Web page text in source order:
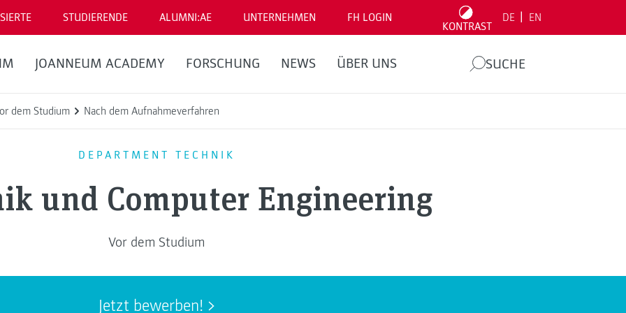
STUDIERENDE ALUMNI:AE UNTERNEHMEN FH LOGIN
KONTRAST
DE EN
JOANNEUM ACADEMY FORSCHUNG NEWS ÜBER UNS SUCHE
dem Studium Nach dem Aufnahmeverfahren
DEPARTMENT TECHNIK
und Computer Engineering
Vor dem Studium
Jetzt bewerben!